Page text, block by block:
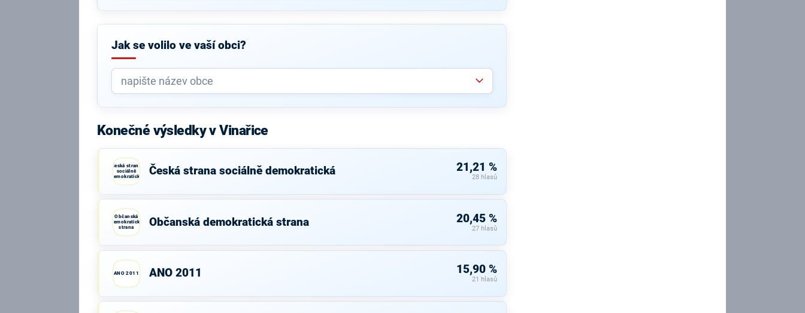
Jak se volilo ve vaší obci?
Konečné výsledky v Vinařice
Česká strana
sociálně
demokratická
Česká strana sociálně demokratická 21,21 %
28 hlasů
Občanská
demokratická
strana
Občanská demokratická strana 20,45 %
27 hlasů
ANO 2011 ANO 2011 15,90 %
21 hlasů